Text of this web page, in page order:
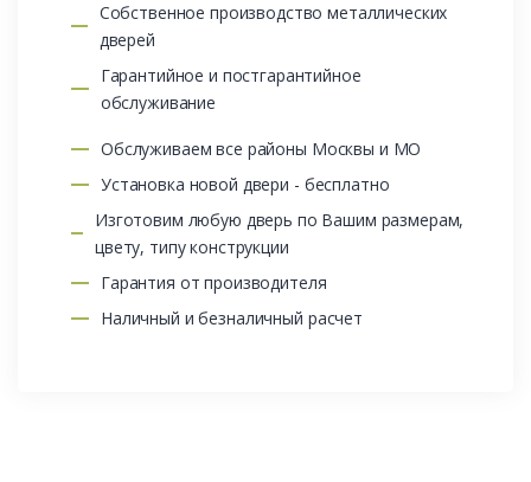
Собственное производство металлических
дверей
Гарантийное и постгарантийное
обслуживание
Обслуживаем все районы Москвы и МО
Установка новой двери - бесплатно
Изготовим любую дверь по Вашим размерам,
цвету, типу конструкции
Гарантия от производителя
Наличный и безналичный расчет